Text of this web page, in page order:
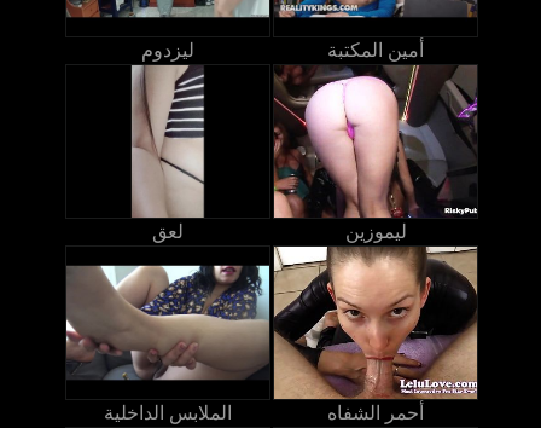
ليزدوم أمين المكتبة
لعق ليموزين
الملابس الداخلية أحمر الشفاه